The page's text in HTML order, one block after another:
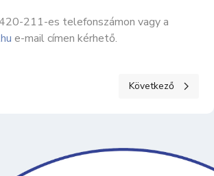
211-es telefonszámon vagy a
e-mail címen kérhető.
os hulladéknaptár Következő cikk:
Következő